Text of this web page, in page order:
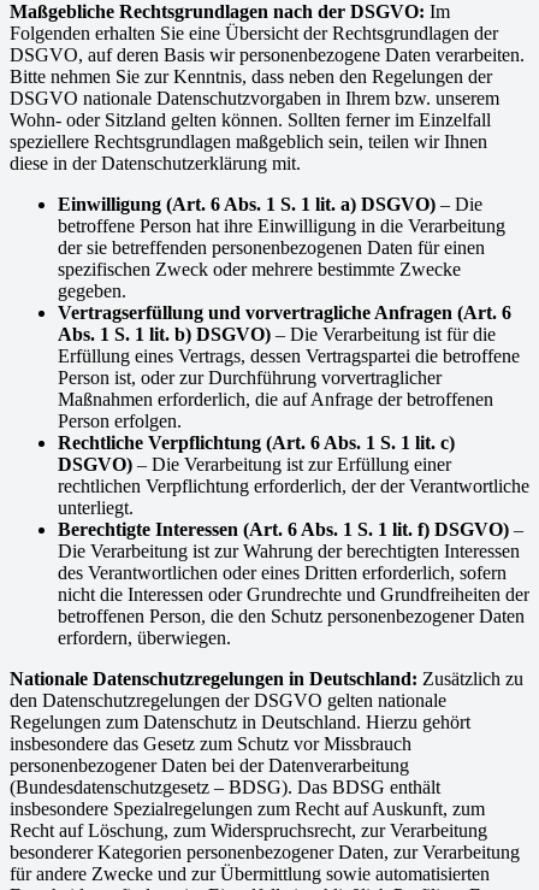
Maßgebliche Rechtsgrundlagen nach der DSGVO: Im
Folgenden erhalten Sie eine Übersicht der Rechtsgrundlagen der
DSGVO, auf deren Basis wir personenbezogene Daten verarbeiten.
Bitte nehmen Sie zur Kenntnis, dass neben den Regelungen der
DSGVO nationale Datenschutzvorgaben in Ihrem bzw. unserem
Wohn- oder Sitzland gelten können. Sollten ferner im Einzelfall
speziellere Rechtsgrundlagen maßgeblich sein, teilen wir Ihnen
diese in der Datenschutzerklärung mit.
Einwilligung (Art. 6 Abs. 1 S. 1 lit. a) DSGVO) – Die
betroffene Person hat ihre Einwilligung in die Verarbeitung
der sie betreffenden personenbezogenen Daten für einen
spezifischen Zweck oder mehrere bestimmte Zwecke
gegeben.
Vertragserfüllung und vorvertragliche Anfragen (Art. 6
Abs. 1 S. 1 lit. b) DSGVO) – Die Verarbeitung ist für die
Erfüllung eines Vertrags, dessen Vertragspartei die betroffene
Person ist, oder zur Durchführung vorvertraglicher
Maßnahmen erforderlich, die auf Anfrage der betroffenen
Person erfolgen.
Rechtliche Verpflichtung (Art. 6 Abs. 1 S. 1 lit. c)
DSGVO) – Die Verarbeitung ist zur Erfüllung einer
rechtlichen Verpflichtung erforderlich, der der Verantwortliche
unterliegt.
Berechtigte Interessen (Art. 6 Abs. 1 S. 1 lit. f) DSGVO) –
Die Verarbeitung ist zur Wahrung der berechtigten Interessen
des Verantwortlichen oder eines Dritten erforderlich, sofern
nicht die Interessen oder Grundrechte und Grundfreiheiten der
betroffenen Person, die den Schutz personenbezogener Daten
erfordern, überwiegen.
Nationale Datenschutzregelungen in Deutschland: Zusätzlich zu
den Datenschutzregelungen der DSGVO gelten nationale
Regelungen zum Datenschutz in Deutschland. Hierzu gehört
insbesondere das Gesetz zum Schutz vor Missbrauch
personenbezogener Daten bei der Datenverarbeitung
(Bundesdatenschutzgesetz – BDSG). Das BDSG enthält
insbesondere Spezialregelungen zum Recht auf Auskunft, zum
Recht auf Löschung, zum Widerspruchsrecht, zur Verarbeitung
besonderer Kategorien personenbezogener Daten, zur Verarbeitung
für andere Zwecke und zur Übermittlung sowie automatisierten